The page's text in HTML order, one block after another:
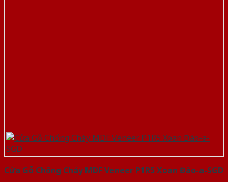
Cửa Gỗ Chống Cháy MDF Veneer P1R5 Xoan Đào-a-SGD